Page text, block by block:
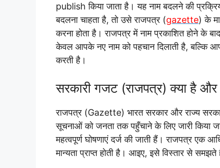
publish किया जाता है। यह नाम बदलने की
बदलना चाहता है, तो उसे राजपत्र (gazette) के
करना होता है। राजपत्र में नाम प्रकाशित होने के
केवल आपके नए नाम को पहचान दिलाती है, बल्कि
करती है।
सरकारी गजट (राजपत्र) क्या है
राजपत्र (Gazette) भारत सरकार और राज्य
सूचनाओं को जनता तक पहुँचाने के लिए जारी किया
महत्वपूर्ण घोषणाएं दर्ज की जाती हैं। राजपत्र एक
मान्यता प्राप्त होती है। आइए, इसे विस्तार से समझते